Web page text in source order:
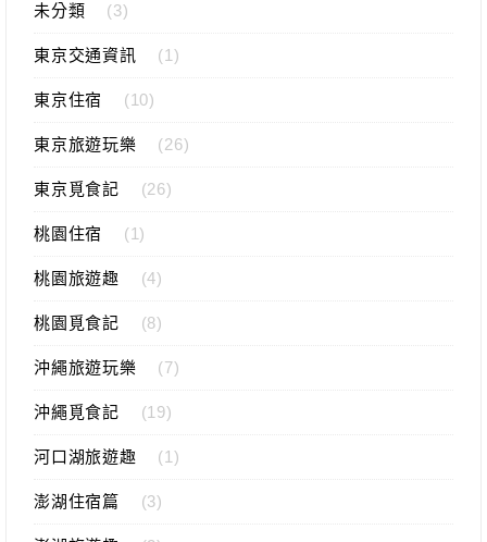
未分類 (3)
東京交通資訊 (1)
東京住宿 (10)
東京旅遊玩樂 (26)
東京覓食記 (26)
桃園住宿 (1)
桃園旅遊趣 (4)
桃園覓食記 (8)
沖繩旅遊玩樂 (7)
沖繩覓食記 (19)
河口湖旅遊趣 (1)
澎湖住宿篇 (3)